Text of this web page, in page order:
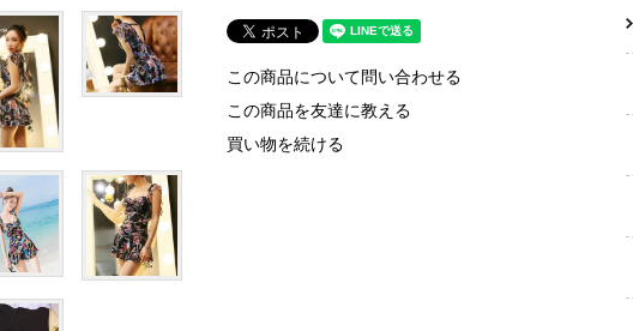
この商品について問い合わせる
この商品を友達に教える
買い物を続ける